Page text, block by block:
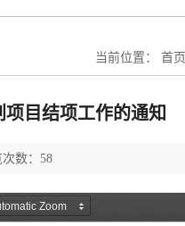
当前位置： 首页
目结项工作的通知
数：58